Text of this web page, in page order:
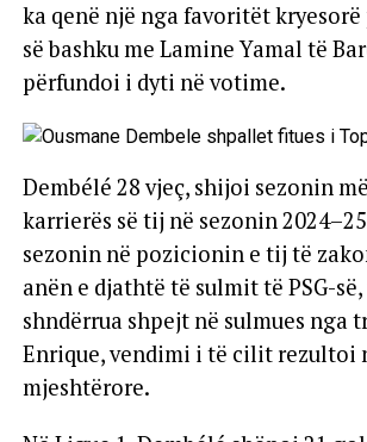
ka qenë një nga favoritët kryesorë
së bashku me Lamine Yamal të
përfundoi i dyti në votime.
Dembélé 28 vjeç, shijoi sezonin
karrierës së tij në sezonin
sezonin në pozicionin e tij të
anën e djathtë të sulmit të PSG-
shndërrua shpejt në sulmues nga
Enrique, vendimi i të cilit rezultoi
mjeshtërore.